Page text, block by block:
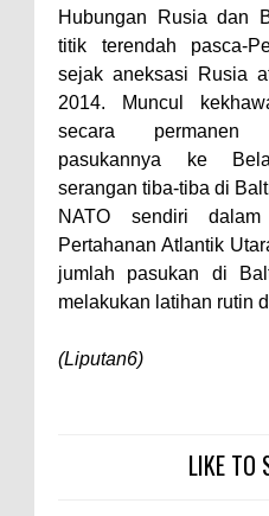
Hubungan Rusia dan
titik terendah pasca-
sejak aneksasi Rusia
2014. Muncul
secara permanen
pasukannya ke
serangan tiba-tiba di
NATO sendiri
Pertahanan Atlantik
jumlah pasukan di
melakukan latihan rutin
(Liputan6)
LIKE TO